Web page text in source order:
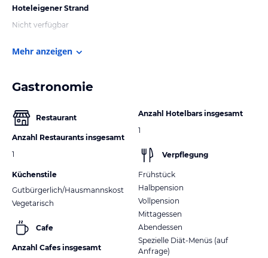
Hoteleigener Strand
Nicht verfügbar
Mehr anzeigen
Gastronomie
Restaurant
Anzahl Restaurants insgesamt
1
Küchenstile
Gutbürgerlich/Hausmannskost
Vegetarisch
Cafe
Anzahl Cafes insgesamt
Anzahl Hotelbars insgesamt
1
Verpflegung
Frühstück
Halbpension
Vollpension
Mittagessen
Abendessen
Spezielle Diät-Menüs (auf
Anfrage)